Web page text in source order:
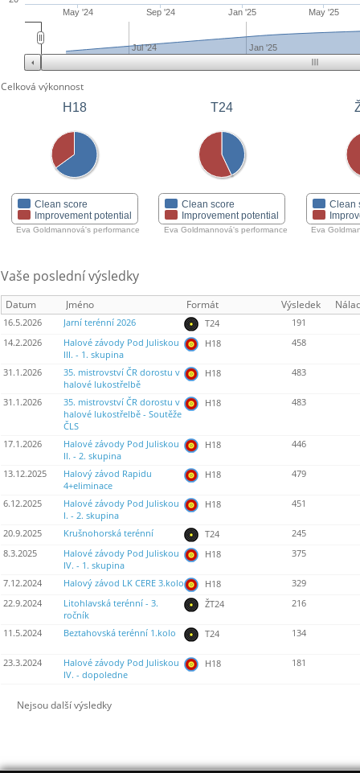
May '24 Sep '24 Jan '25 May '25
Jul '24 Jan '25
Celková výkonnost
H18
Clean score
Improvement potential
Eva Goldmannová's performance
T24
Clean score
Improvement potential
Eva Goldmannová's performance
Clean
Eva
Vaše poslední výsledky
Datum Jméno Formát Výsledek
16.5.2026 Jarní terénní 2026 T24
191
14.2.2026
Halové závody Pod Juliskou
III. - 1. skupina
H18 458
31.1.2026
35. mistrovství ČR dorostu v
halové lukostřelbě
H18 483
31.1.2026
35. mistrovství ČR dorostu v
halové lukostřelbě - Soutěže
ČLS
H18 483
17.1.2026
Halové závody Pod Juliskou
II. - 2. skupina
H18 446
13.12.2025
Halový závod Rapidu
4+eliminace
H18 479
6.12.2025
Halové závody Pod Juliskou
I. - 2. skupina
H18 451
20.9.2025 Krušnohorská terénní T24
245
8.3.2025
Halové závody Pod Juliskou
IV. - 1. skupina
H18 375
7.12.2024 Halový závod LK CERE 3.kolo H18
329
22.9.2024
Litohlavská terénní - 3.
ročník
ŽT24 216
11.5.2024 Beztahovská terénní 1.kolo T24 134
23.3.2024
Halové závody Pod Juliskou
IV. - dopoledne
H18 181
Nejsou další výsledky